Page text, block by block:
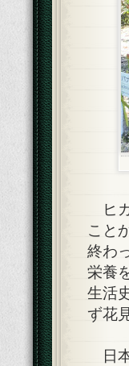
ヒ
こと
終わ
栄養
生活
ず花
日